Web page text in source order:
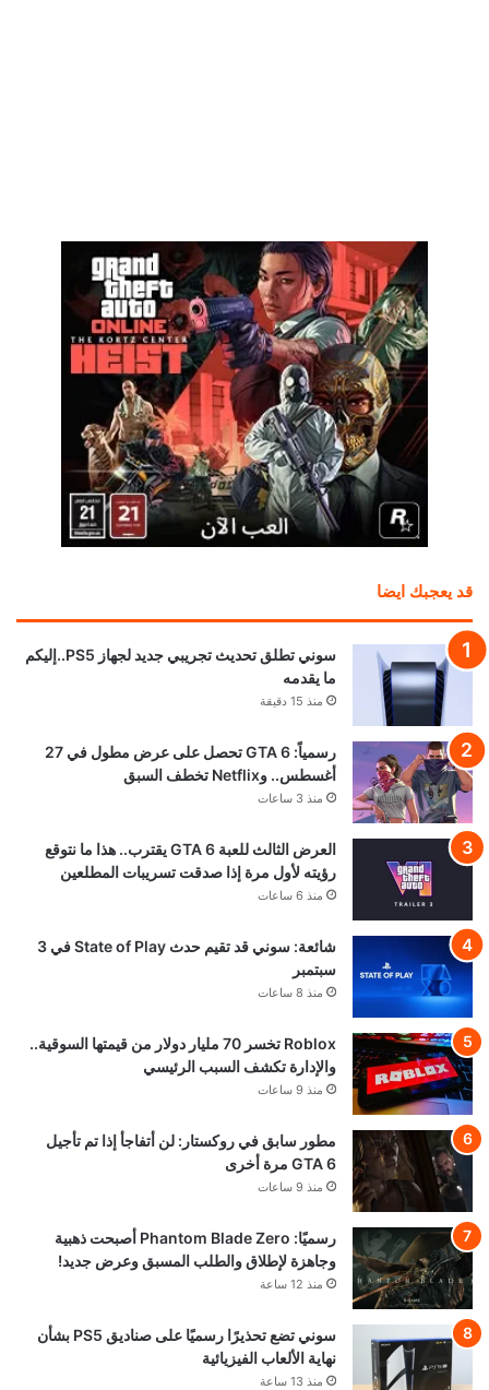
قد يعجبك ايضا
سوني تطلق تحديث تجريبي جديد لجهاز PS5..إليكم
ما يقدمه
منذ 15 دقيقة
رسمياً: GTA 6 تحصل على عرض مطول في 27
أغسطس.. وNetflix تخطف السبق
منذ 3 ساعات
العرض الثالث للعبة GTA 6 يقترب.. هذا ما نتوقع
رؤيته لأول مرة إذا صدقت تسريبات المطلعين
منذ 6 ساعات
شائعة: سوني قد تقيم حدث State of Play في 3
سبتمبر
منذ 8 ساعات
Roblox تخسر 70 مليار دولار من قيمتها السوقية..
والإدارة تكشف السبب الرئيسي
منذ 9 ساعات
مطور سابق في روكستار: لن أتفاجأ إذا تم تأجيل
GTA 6 مرة أخرى
منذ 9 ساعات
رسميًا: Phantom Blade Zero أصبحت ذهبية
وجاهزة لإطلاق والطلب المسبق وعرض جديد!
منذ 12 ساعة
سوني تضع تحذيرًا رسميًا على صناديق PS5 بشأن
نهاية الألعاب الفيزيائية
منذ 13 ساعة